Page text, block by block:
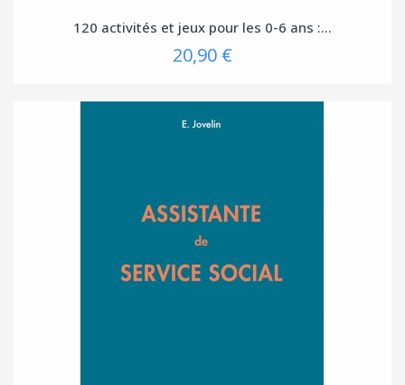
120 activités et jeux pour les 0-6 ans :...
20,90 €